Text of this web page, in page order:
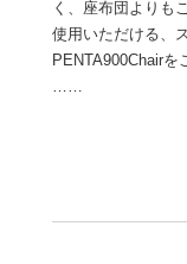
く、座布団よりも
使用いただける、
PENTA900Chairを
……